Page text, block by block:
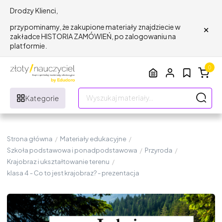
Drodzy Klienci,
przypominamy, że zakupione materiały znajdziecie w
zakładce HISTORIA ZAMÓWIEŃ, po zalogowaniu na
platformie.
×
Kategorie
0
Strona główna / Materiały edukacyjne /
Szkoła podstawowa i ponadpodstawowa / Przyroda /
Krajobraz i ukształtowanie terenu /
klasa 4 - Co to jest krajobraz? - prezentacja